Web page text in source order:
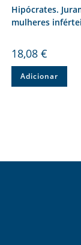
Hipócrates.
mulheres
18,08 €
Adicionar